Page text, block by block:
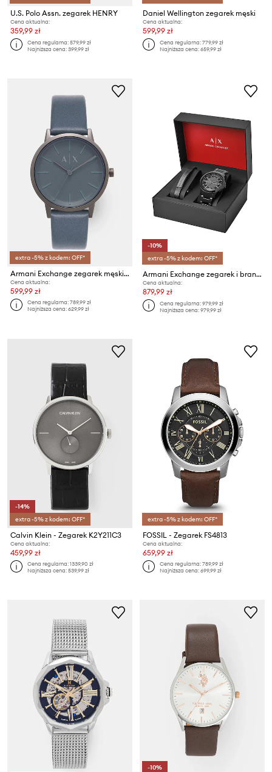
U.S. Polo Assn. zegarek HENRY
Cena aktualna:
359,99 zł
Cena regularna:579,99 zł
Najniższa cena:399,99 zł
Daniel Wellington zegarek męski
Cena aktualna:
599,99 zł
Cena regularna:779,99 zł
Najniższa cena:659,99 zł
extra -5% z kodem: OFF*
Armani Exchange zegarek męski Cayde
Cena aktualna:
599,99 zł
Cena regularna:789,99 zł
Najniższa cena:629,99 zł
-10%
extra -5% z kodem: OFF*
Armani Exchange zegarek i bransoletka
Cena aktualna:
879,99 zł
Cena regularna:979,99 zł
Najniższa cena:979,99 zł
-14%
extra -5% z kodem: OFF*
Calvin Klein - Zegarek K2Y211C3
Cena aktualna:
459,99 zł
Cena regularna:1339,90 zł
Najniższa cena:539,99 zł
extra -5% z kodem: OFF*
FOSSIL - Zegarek FS4813
Cena aktualna:
659,99 zł
Cena regularna:789,99 zł
Najniższa cena:699,99 zł
-10%